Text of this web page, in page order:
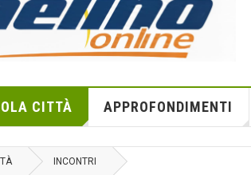
CITTÀ APPROFONDIMENTI
INCONTRI